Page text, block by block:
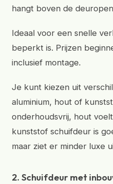
hangt boven de
Ideaal voor een snelle
beperkt is. Prijzen
inclusief montage.
Je kunt kiezen uit
aluminium, hout of
onderhoudsvrij, hout
kunststof schuifdeur is
maar ziet er minder luxe
2. Schuifdeur met